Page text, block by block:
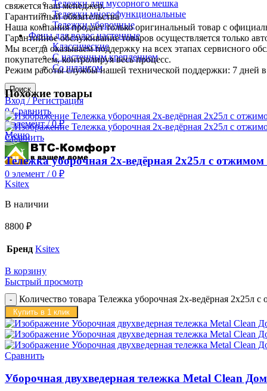
Тележки для мусорного мешка
Тележки многофункциональные
Тележки уборочные
Фены для волос настенные
Классические
С настенным креплением
Со шлангом
Поиск
Вход / Регистрация
0 Сравнить
0элемент / 0₽
Меню
0 элемент / 0 ₽
свяжется наш менеджер.
Гарантийный обязательства
Наша компания продает только оригинальный товар с
Гарантийное обслуживание товаров осуществляется только
Мы всегда оказываем поддержку на всех этапах сервисного
покупателем, контролируя весь процесс.
Режим работы службы нашей технической поддержки: 7 дней
Похожие товары
Сравнить
Тележка уборочная 2х-ведёрная 2х25л с
Ksitex
В наличии
8800 ₽
Бренд Ksitex
В корзину
Быстрый просмотр
Количество товара Тележка уборочная 2х-ведёрная 2х25л
Купить в 1 клик
Сравнить
Уборочная двухведерная тележка Metal Clean